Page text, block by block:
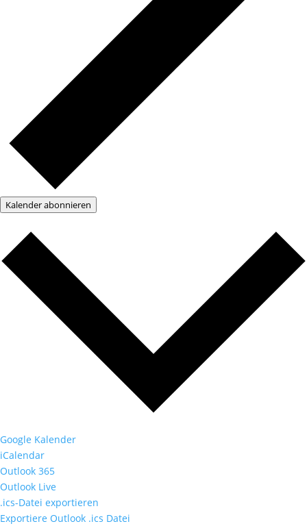
Kalender abonnieren
Google Kalender
iCalendar
Outlook 365
Outlook Live
.ics-Datei exportieren
Exportiere Outlook .ics Datei